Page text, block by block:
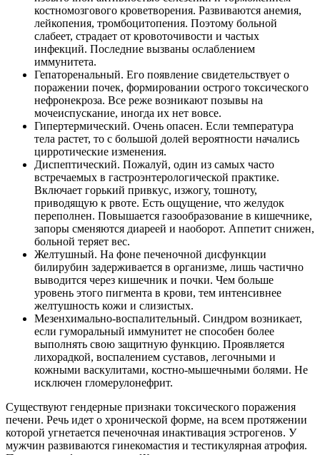
костномозгового кроветворения. Развиваются анемия,
лейкопения, тромбоцитопения. Поэтому больной
слабеет, страдает от кровоточивости и частых
инфекций. Последние вызваны ослаблением
иммунитета.
Гепаторенальный. Его появление свидетельствует о
поражении почек, формировании острого токсического
нефронекроза. Все реже возникают позывы на
мочеиспускание, иногда их нет вовсе.
Гипертермический. Очень опасен. Если температура
тела растет, то с большой долей вероятности начались
цирротические изменения.
Диспептический. Пожалуй, один из самых часто
встречаемых в гастроэнтерологической практике.
Включает горький привкус, изжогу, тошноту,
приводящую к рвоте. Есть ощущение, что желудок
переполнен. Повышается газообразование в кишечнике,
запоры сменяются диареей и наоборот. Аппетит снижен,
больной теряет вес.
Желтушный. На фоне печеночной дисфункции
билирубин задерживается в организме, лишь частично
выводится через кишечник и почки. Чем больше
уровень этого пигмента в крови, тем интенсивнее
желтушность кожи и слизистых.
Мезенхимально-воспалительный. Синдром возникает,
если гуморальный иммунитет не способен более
выполнять свою защитную функцию. Проявляется
лихорадкой, воспалением суставов, легочными и
кожными васкулитами, костно-мышечными болями. Не
исключен гломерулонефрит.
Существуют гендерные признаки токсического поражения
печени. Речь идет о хронической форме, на всем протяжении
которой угнетается печеночная инактивация эстрогенов. У
мужчин развиваются гинекомастия и тестикулярная атрофия.